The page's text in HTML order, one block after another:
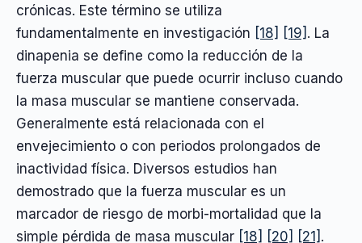
crónicas. Este término se utiliza
fundamentalmente en investigación [18] [19] . La
dinapenia se define como la reducción de la
fuerza muscular que puede ocurrir incluso cuando
la masa muscular se mantiene conservada.
Generalmente está relacionada con el
envejecimiento o con periodos prolongados de
inactividad física. Diversos estudios han
demostrado que la fuerza muscular es un
marcador de riesgo de morbi-mortalidad que la
simple pérdida de masa muscular [18] [20] [21] .